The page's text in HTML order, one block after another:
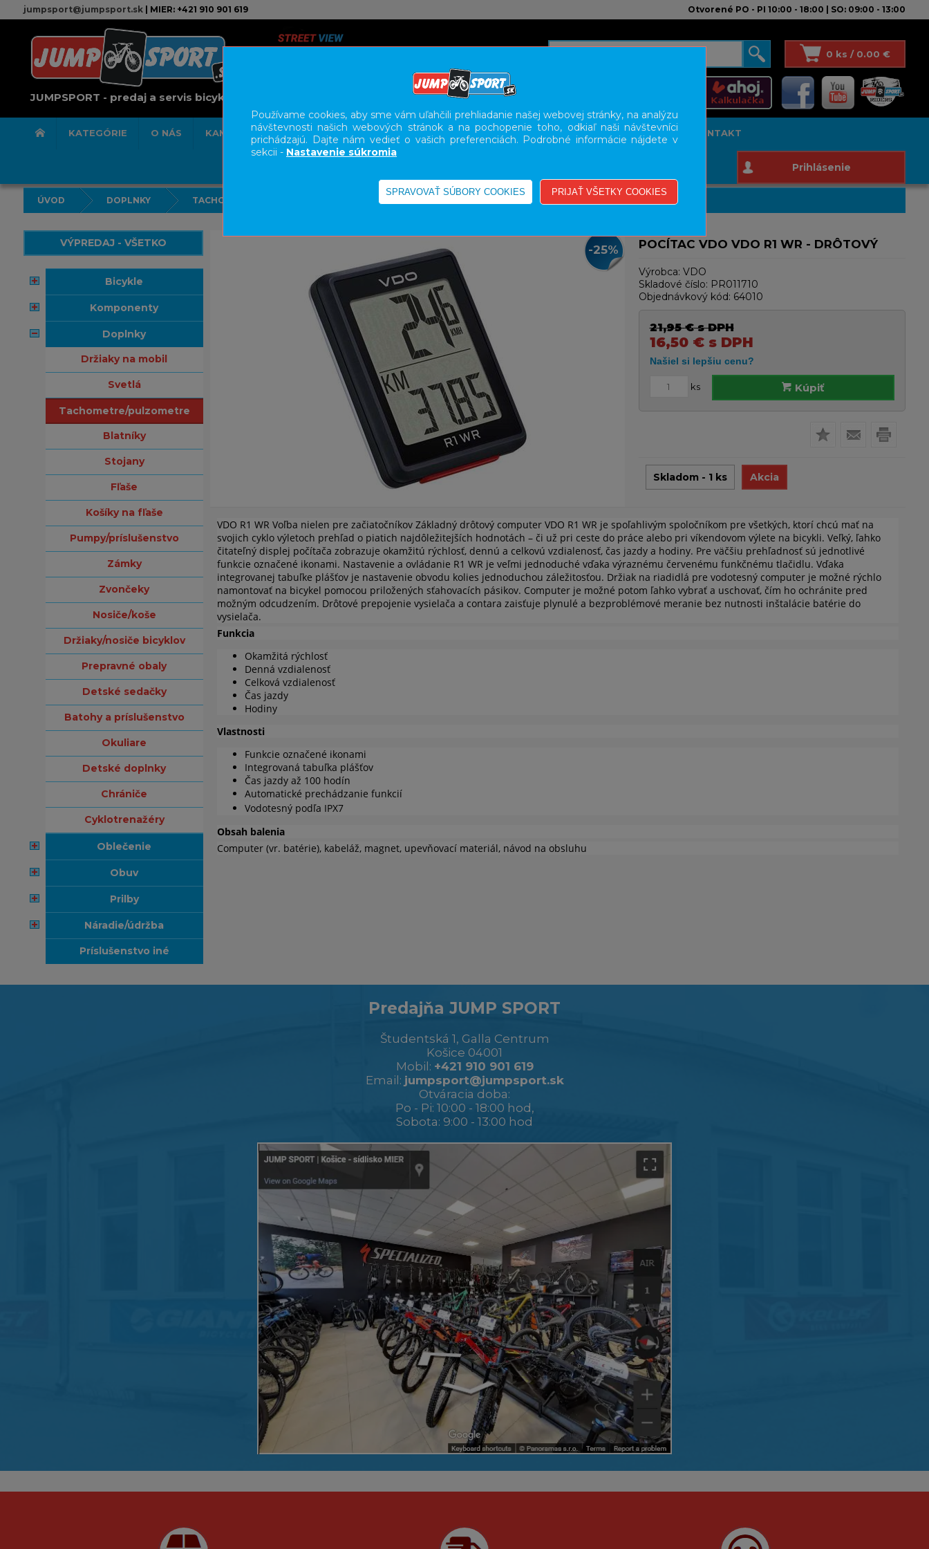
jumpsport@jumpsport.sk| MIER: +421 910 901 619 Otvorené PO - PI 10:00 - 18:00 | SO: 09:00 - 13:00
JUMPSPORT - predaj a servis bicyklov
0 ks / 0.00 €
KATEGÓRIE O NÁS KAMENNÁ PREDAJNA SERVIS SLUŽBY KARIÉRA BODY GEOMETRY FIT STUDIO KONTAKT
Prihlásenie
ÚVOD DOPLNKY TACHOMETRE/PULZOMETRE
VÝPREDAJ - VŠETKO
bicykle
komponenty
doplnky
držiaky na mobil
svetlá
tachometre/pulzometre
blatníky
stojany
fľaše
košíky na fľaše
pumpy/príslušenstvo
zámky
zvončeky
nosiče/koše
držiaky/nosiče bicyklov
prepravné obaly
detské sedačky
batohy a príslušenstvo
okuliare
detské doplnky
chrániče
cyklotrenažéry
oblečenie
obuv
prilby
náradie/údržba
príslušenstvo iné
-25% POCÍTAC VDO VDO R1 WR - DRÔTOVÝ
Výrobca: VDO
Skladové číslo: PR011710
Objednávkový kód: 64010
21,95 €s DPH
16,50 €s DPH
ks Kúpiť
Skladom - 1 ks Akcia
VDO R1 WR Voľba nielen pre začiatočníkov Základný drôtový computer VDO R1 WR je spoľahlivým spoločníkom pre všetkých, ktorí chcú mať na
svojich cyklo výletoch prehľad o piatich najdôležitejších hodnotách – či už pri ceste do práce alebo pri víkendovom výlete na bicykli. Veľký, ľahko
čitateľný displej počítača zobrazuje okamžitú rýchlosť, dennú a celkovú vzdialenosť, čas jazdy a hodiny. Pre väčšiu prehľadnosť sú jednotlivé
funkcie označené ikonami. Nastavenie a ovládanie R1 WR je veľmi jednoduché vďaka výraznému červenému funkčnému tlačidlu. Vďaka
integrovanej tabuľke plášťov je nastavenie obvodu kolies jednoduchou záležitosťou. Držiak na riadidlá pre vodotesný computer je možné rýchlo
namontovať na bicykel pomocou priložených sťahovacích pásikov. Computer je možné potom ľahko vybrať a uschovať, čím ho ochránite pred
možným odcudzením. Drôtové prepojenie vysielača a contara zaisťuje plynulé a bezproblémové meranie bez nutnosti inštalácie batérie do
vysielača.
Funkcia
Okamžitá rýchlosť
Denná vzdialenosť
Celková vzdialenosť
Čas jazdy
Hodiny
Vlastnosti
Funkcie označené ikonami
Integrovaná tabuľka plášťov
Čas jazdy až 100 hodín
Automatické prechádzanie funkcií
Vodotesný podľa IPX7
Obsah balenia
Computer (vr. batérie), kabeláž, magnet, upevňovací materiál, návod na obsluhu
Predajňa JUMP SPORT
Študentská 1, Galla Centrum
Košice 04001
Mobil: +421 910 901 619
Email: jumpsport@jumpsport.sk
Otváracia doba:
Po - Pi: 10:00 - 18:00 hod,
Sobota: 9:00 - 13:00 hod
Používame cookies, aby sme vám uľahčili prehliadanie našej webovej stránky, na analýzu
návštevnosti našich webových stránok a na pochopenie toho, odkiaľ naši návštevníci
prichádzajú. Dajte nám vedieť o vašich preferenciách. Podrobné informácie nájdete v
sekcii - Nastavenie súkromia